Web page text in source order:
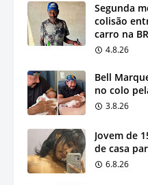
Segunda
colisão
carro na
4.8.26
Bell
no colo
3.8.26
Jovem de
de casa
6.8.26